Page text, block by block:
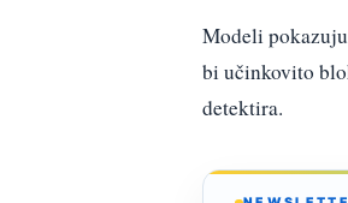
Modeli
bi učinkovito
detektira.